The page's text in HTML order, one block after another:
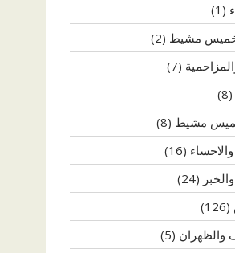
(1)
وخميس مشيط (2)
(7)
(8)
مشيط (8)
(16)
(24)
(126)
والظهران (5)